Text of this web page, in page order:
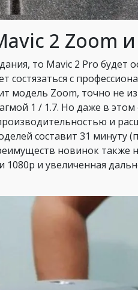
2 Zoom
то Mavic 2 Pro
состязаться с
модель Zoom, точно не
1 / 1.7. Но даже в этом
и
составит 31 минуту
новинок также
и увеличенная